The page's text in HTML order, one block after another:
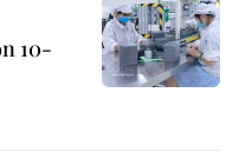
10-